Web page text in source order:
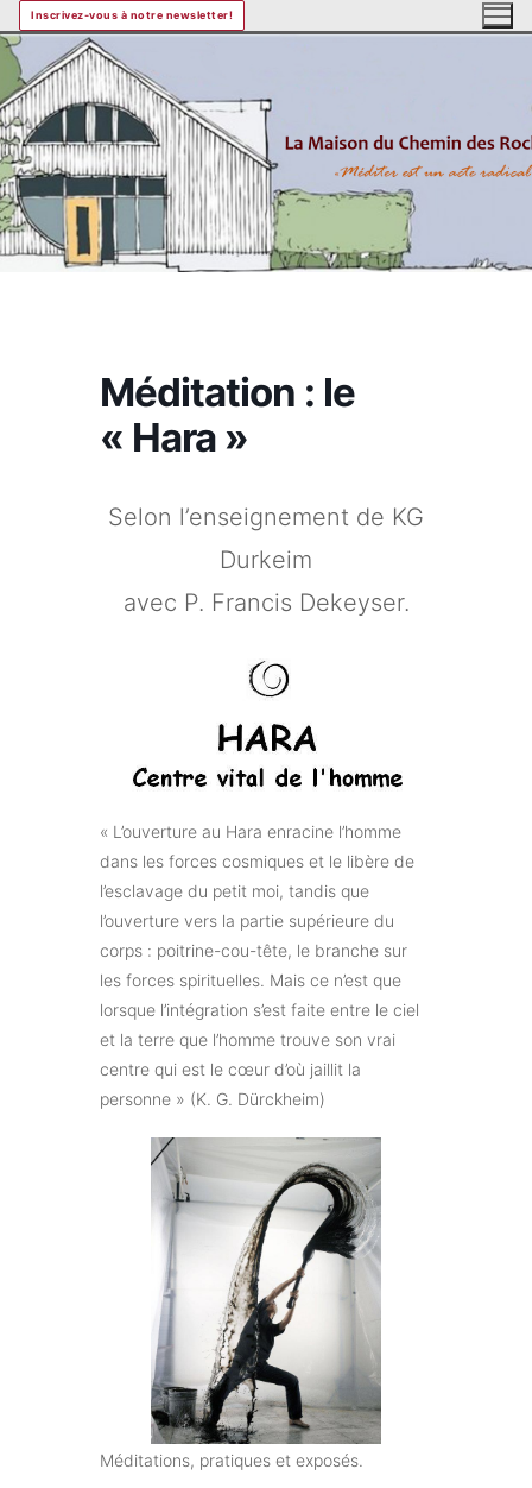
Aller
au
contenu
Inscrivez-vous à notre newsletter!
Méditation : le
« Hara »
Selon l’enseignement de KG
Durkeim
avec P. Francis Dekeyser.
« L’ouverture au Hara enracine l’homme
dans les forces cosmiques et le libère de
l’esclavage du petit moi, tandis que
l’ouverture vers la partie supérieure du
corps : poitrine-cou-tête, le branche sur
les forces spirituelles. Mais ce n’est que
lorsque l’intégration s’est faite entre le ciel
et la terre que l’homme trouve son vrai
centre qui est le cœur d’où jaillit la
personne » (K. G. Dürckheim)
Méditations, pratiques et exposés.